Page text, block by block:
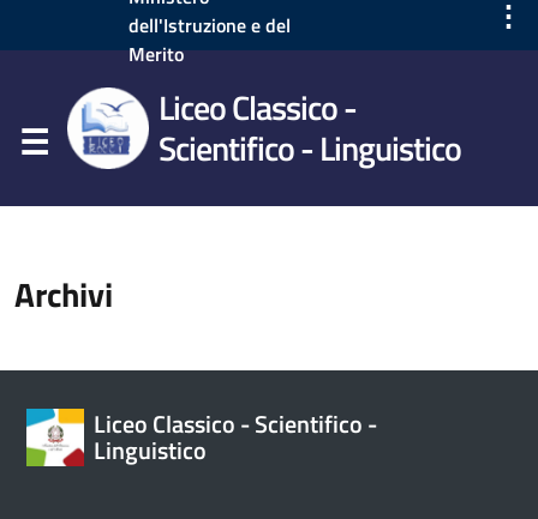
dell'Istruzione e del
Merito
⋮
Liceo Classico -
Scientifico - Linguistico
Archivi
Liceo Classico - Scientifico -
Linguistico